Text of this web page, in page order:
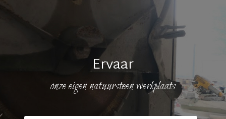
Ervaar
onze eigen natuursteen werkplaats